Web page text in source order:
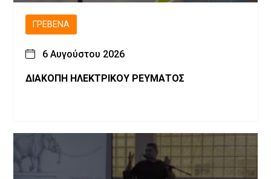
ΓΡΕΒΕΝΆ
6 Αυγούστου 2026
ΔΙΑΚΟΠΗ ΗΛΕΚΤΡΙΚΟΥ ΡΕΥΜΑΤΟΣ